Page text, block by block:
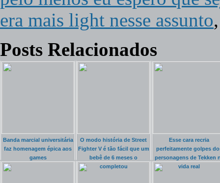
era mais light nesse assunto
Posts Relacionados
Banda marcial universitária
faz homenagem épica aos
games
O modo história de Street
Fighter V é tão fácil que um
bebê de 6 meses o
completou
Esse cara recria
perfeitamente golpes
personagens de Tekken
vida real